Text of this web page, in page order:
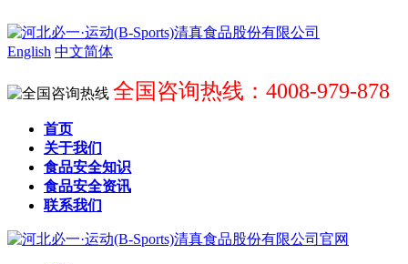
English 中文简体
全国咨询热线：4008-979-878
首页
关于我们
食品安全知识
食品安全资讯
联系我们